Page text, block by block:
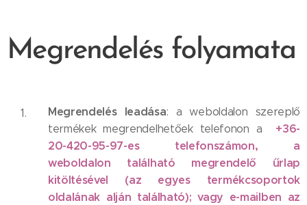
Megrendelés folyamata
Megrendelés leadása: a weboldalon szereplő
termékek megrendelhetőek telefonon a
+36-
20-420-95-97-es telefonszámon, a
weboldalon található megrendelő űrlap
kitöltésével (az egyes termékcsoportok
oldalának alján található); vagy e-mailben az